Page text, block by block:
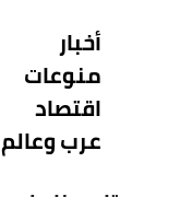
أخبار
منوعات
اقتصاد
عرب وعالم